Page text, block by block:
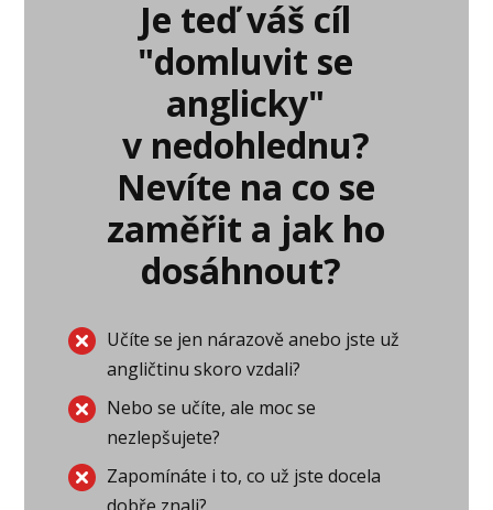
Je teď váš cíl
"domluvit se
anglicky"
v nedohlednu?
Nevíte na co se
zaměřit a jak ho
dosáhnout?
Učíte se jen nárazově anebo jste už
angličtinu skoro vzdali?
Nebo se učíte, ale moc se
nezlepšujete?
Zapomínáte i to, co už jste docela